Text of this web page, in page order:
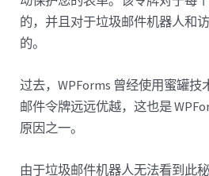
的，并且对于垃圾邮件机器人和
的。
过去，WPForms 曾经使用蜜罐技
邮件令牌远远优越，这也是
原因之一。
由于垃圾邮件机器人无法看到此